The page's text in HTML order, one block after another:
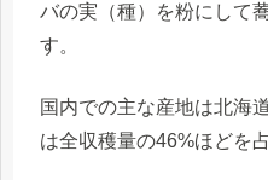
バの実（種）を粉にして
す。
国内での主な産地は北海
は全収穫量の46%ほどを